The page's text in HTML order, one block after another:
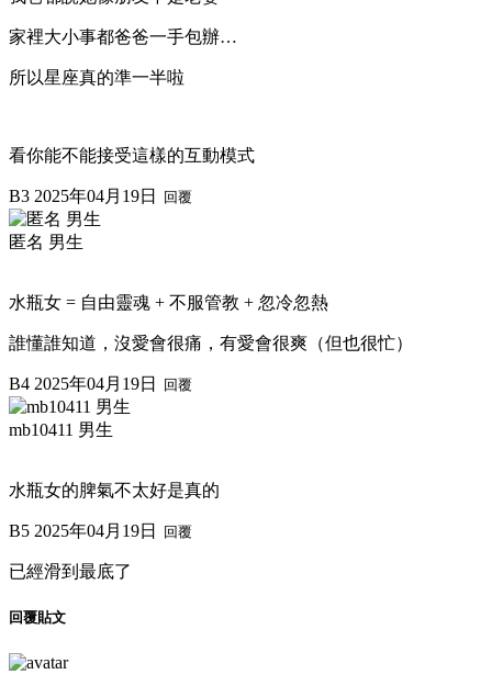
家裡大小事都爸爸一手包辦…
所以星座真的準一半啦
看你能不能接受這樣的互動模式
B3 2025年04月19日 回覆
匿名 男生
水瓶女 = 自由靈魂 + 不服管教 + 忽冷忽熱
誰懂誰知道，沒愛會很痛，有愛會很爽（但也很忙）
B4 2025年04月19日 回覆
mb10411 男生
水瓶女的脾氣不太好是真的
B5 2025年04月19日 回覆
已經滑到最底了
回覆貼文